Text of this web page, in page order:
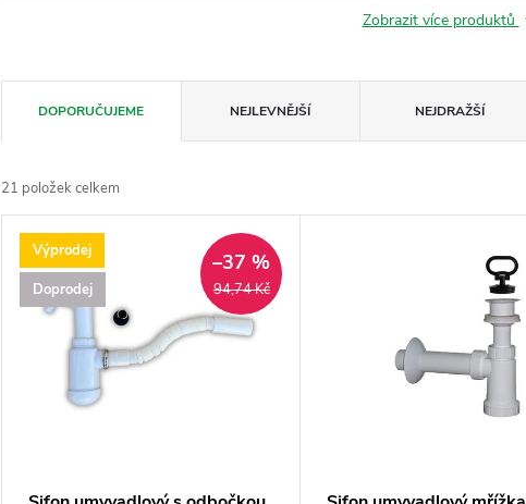
Zobrazit více produktů
a
z
e
n
DOPORUČUJEME NEJLEVNĚJŠÍ NEJDRAŽŠÍ
21 položek celkem
V
ý
Výprodej
Doprodej
94,74 Kč
–37 %